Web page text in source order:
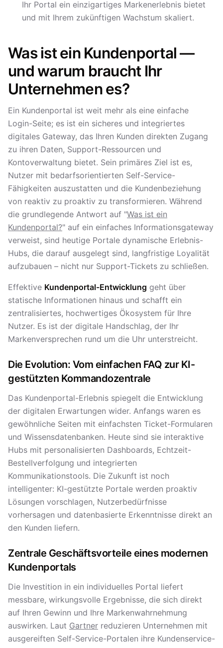
Ihr Portal ein einzigartiges Markenerlebnis bietet
und mit Ihrem zukünftigen Wachstum skaliert.
Was ist ein Kundenportal —
und warum braucht Ihr
Unternehmen es?
Ein Kundenportal ist weit mehr als eine einfache
Login-Seite; es ist ein sicheres und integriertes
digitales Gateway, das Ihren Kunden direkten Zugang
zu ihren Daten, Support-Ressourcen und
Kontoverwaltung bietet. Sein primäres Ziel ist es,
Nutzer mit bedarfsorientierten Self-Service-
Fähigkeiten auszustatten und die Kundenbeziehung
von reaktiv zu proaktiv zu transformieren. Während
die grundlegende Antwort auf "Was ist ein
Kundenportal?" auf ein einfaches Informationsgateway
verweist, sind heutige Portale dynamische Erlebnis-
Hubs, die darauf ausgelegt sind, langfristige Loyalität
aufzubauen – nicht nur Support-Tickets zu schließen.
Effektive Kundenportal-Entwicklung geht über
statische Informationen hinaus und schafft ein
zentralisiertes, hochwertiges Ökosystem für Ihre
Nutzer. Es ist der digitale Handschlag, der Ihr
Markenversprechen rund um die Uhr unterstreicht.
Die Evolution: Vom einfachen FAQ zur KI-
gestützten Kommandozentrale
Das Kundenportal-Erlebnis spiegelt die Entwicklung
der digitalen Erwartungen wider. Anfangs waren es
gewöhnliche Seiten mit einfachsten Ticket-Formularen
und Wissensdatenbanken. Heute sind sie interaktive
Hubs mit personalisierten Dashboards, Echtzeit-
Bestellverfolgung und integrierten
Kommunikationstools. Die Zukunft ist noch
intelligenter: KI-gestützte Portale werden proaktiv
Lösungen vorschlagen, Nutzerbedürfnisse
vorhersagen und datenbasierte Erkenntnisse direkt an
den Kunden liefern.
Zentrale Geschäftsvorteile eines modernen
Kundenportals
Die Investition in ein individuelles Portal liefert
messbare, wirkungsvolle Ergebnisse, die sich direkt
auf Ihren Gewinn und Ihre Markenwahrnehmung
auswirken. Laut Gartner reduzieren Unternehmen mit
ausgereiften Self-Service-Portalen ihre Kundenservice-